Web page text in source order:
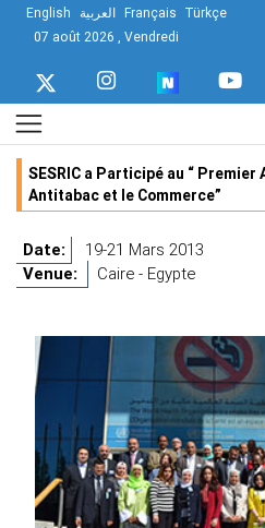
English العربية Français Türkçe
07 août 2026 , Vendredi
SESRIC a Participé au “
Antitabac et le Commerce”
Date:
19-21 Mars 2013
Venue:
Caire - Egypte